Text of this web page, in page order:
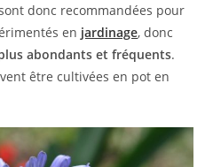
donc recommandées pour
en jardinage, donc
abondants et fréquents.
être cultivées en pot en